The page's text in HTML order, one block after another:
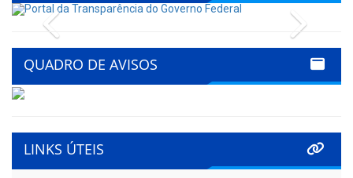
Previous
QUADRO DE AVISOS
LINKS ÚTEIS